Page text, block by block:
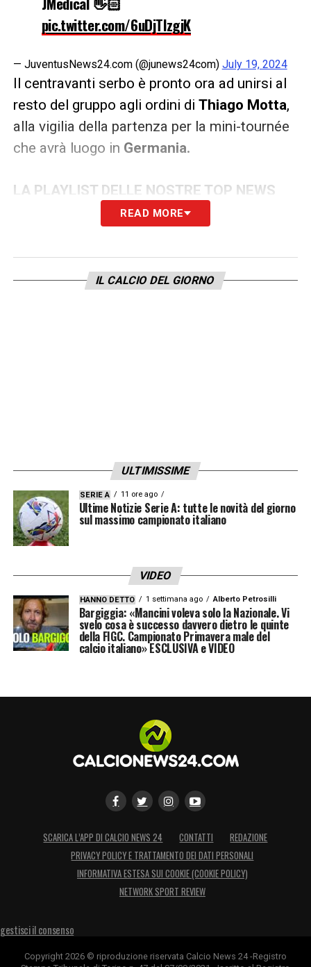
pic.twitter.com/6uDjTlzgjK
— JuventusNews24.com (@junews24com) July 19, 2024
Il centravanti serbo è pronto ora ad unirsi al
resto del gruppo agli ordini di Thiago Motta,
alla vigilia della partenza per la mini-tournée
che avrà luogo in Germania.
LA PLAYLIST DELLE NOSTRE TOP NEWS
READ MORE
IL CALCIO DEL GIORNO
ULTIMISSIME
SERIE A 11 ore ago
Ultime Notizie Serie A: tutte le novità del giorno
sul massimo campionato italiano
VIDEO
HANNO DETTO 1 settimana ago Alberto Petrosilli
Bargiggia: «Mancini voleva solo la Nazionale. Vi
svelo cosa è successo davvero dietro le quinte
della FIGC. Campionato Primavera male del
calcio italiano» ESCLUSIVA e VIDEO
SCARICA L’APP DI CALCIO NEWS 24 CONTATTI
REDAZIONE
PRIVACY POLICY E TRATTAMENTO DEI DATI PERSONALI
INFORMATIVA ESTESA SUI COOKIE (COOKIE POLICY)
NETWORK SPORT REVIEW
gestisci il consenso
Copyright 2026 © riproduzione riservata Calcio News 24 -Registro